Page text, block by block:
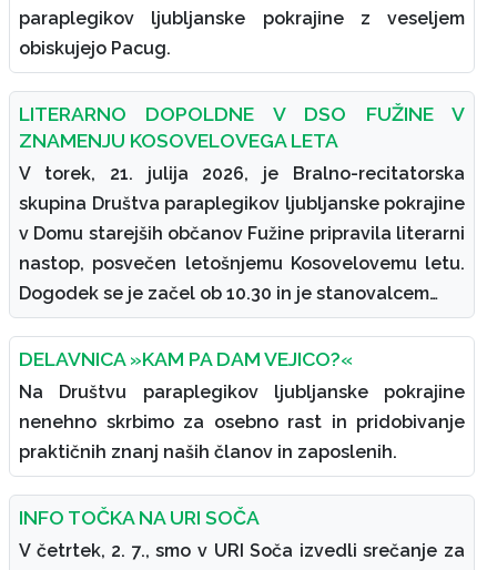
paraplegikov ljubljanske pokrajine z veseljem
obiskujejo Pacug.
LITERARNO DOPOLDNE V DSO FUŽINE V
ZNAMENJU KOSOVELOVEGA LETA
V torek, 21. julija 2026, je Bralno-recitatorska
skupina Društva paraplegikov ljubljanske pokrajine
v Domu starejših občanov Fužine pripravila literarni
nastop, posvečen letošnjemu Kosovelovemu letu.
Dogodek se je začel ob 10.30 in je stanovalcem…
DELAVNICA »KAM PA DAM VEJICO?«
Na Društvu paraplegikov ljubljanske pokrajine
nenehno skrbimo za osebno rast in pridobivanje
praktičnih znanj naših članov in zaposlenih.
INFO TOČKA NA URI SOČA
V četrtek, 2. 7., smo v URI Soča izvedli srečanje za